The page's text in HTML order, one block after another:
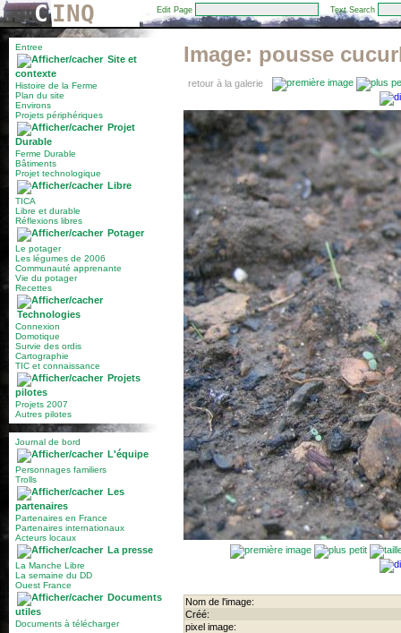
C INQ Edit Page Text Search
Entree
Site et
contexte
Histoire de la Ferme
Plan du site
Environs
Projets périphériques
Projet
Durable
Ferme Durable
Bâtiments
Projet technologique
Libre
TICA
Libre et durable
Réflexions libres
Potager
Le potager
Les légumes de 2006
Communauté apprenante
Vie du potager
Recettes
Technologies
Connexion
Domotique
Survie des ordis
Cartographie
TIC et connaissance
Projets
pilotes
Projets 2007
Autres pilotes
Journal de bord
L'équipe
Personnages familiers
Trolls
Les
partenaires
Partenaires en France
Partenaires internationaux
Acteurs locaux
La presse
La Manche Libre
La semaine du DD
Ouest France
Documents
utiles
Documents à télécharger
Image: pousse
retour à la galerie
Nom de l'image:
Créé:
pixel image: